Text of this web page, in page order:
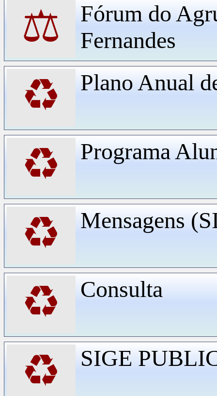
⚖
Fórum do
Fernandes
♻ Plano Anual
♻ Programa
♻ Mensagens
♻ Consulta
♻ SIGE